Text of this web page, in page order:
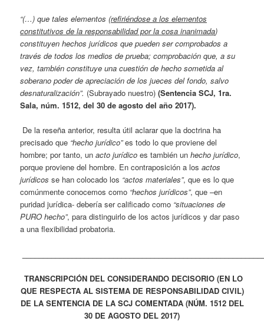
“(…) que tales elementos(refiriéndose a los elementos
constitutivos de la responsabilidad por la cosa inanimada)
constituyen hechos jurídicos que pueden ser comprobados a
través de todos los medios de prueba; comprobación que, a su
vez, también constituye una cuestión de hecho sometida al
soberano poder de apreciación de los jueces del fondo, salvo
desnaturalización”. (Subrayado nuestro)(Sentencia SCJ, 1ra.
Sala, núm. 1512, del 30 de agosto del año 2017).
De la reseña anterior, resulta útil aclarar que la doctrina ha
precisado que “hecho jurídico”es todo lo que proviene del
hombre; por tanto, unacto jurídico es también unhecho jurídico,
porque proviene del hombre. En contraposición a losactos
jurídicos se han colocado los “actos materiales”, que es lo que
comúnmente conocemos como “hechos jurídicos”, que –en
puridad jurídica- debería ser calificado como “situaciones de
PURO hecho”, para distinguirlo de los actos jurídicos y dar paso
a una flexibilidad probatoria.
TRANSCRIPCIÓN DEL CONSIDERANDO DECISORIO (EN LO
QUE RESPECTA AL SISTEMA DE RESPONSABILIDAD CIVIL)
DE LA SENTENCIA DE LA SCJ COMENTADA (NÚM. 1512 DEL
30 DE AGOSTO DEL 2017)